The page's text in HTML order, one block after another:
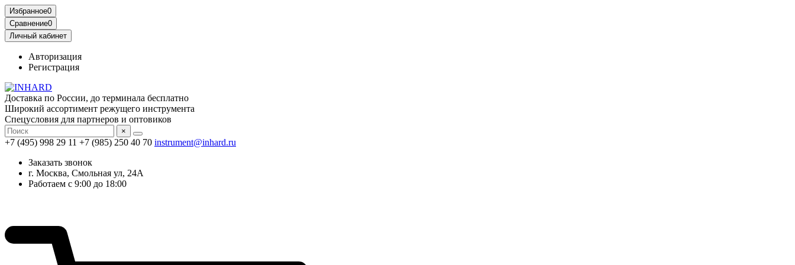
Избранное0
Сравнение0
Личный кабинет
Авторизация
Регистрация
Доставка по России, до терминала бесплатно
Широкий ассортимент режущего инструмента
Спецусловия для партнеров и оптовиков
×
+7 (495) 998 29 11 +7 (985) 250 40 70 instrument@inhard.ru
Заказать звонок
г. Москва, Смольная ул, 24А
Работаем с 9:00 до 18:00